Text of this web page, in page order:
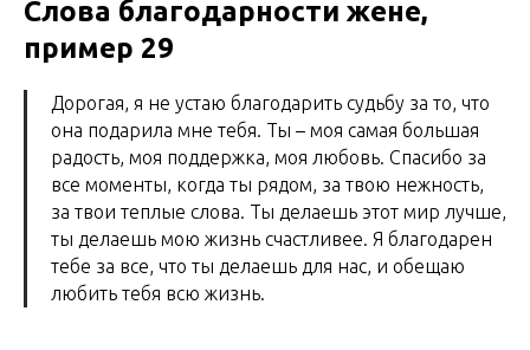
Слова благодарности жене,
пример 29
Дорогая, я не устаю благодарить судьбу за то, что
она подарила мне тебя. Ты – моя самая большая
радость, моя поддержка, моя любовь. Спасибо за
все моменты, когда ты рядом, за твою нежность,
за твои теплые слова. Ты делаешь этот мир лучше,
ты делаешь мою жизнь счастливее. Я благодарен
тебе за все, что ты делаешь для нас, и обещаю
любить тебя всю жизнь.